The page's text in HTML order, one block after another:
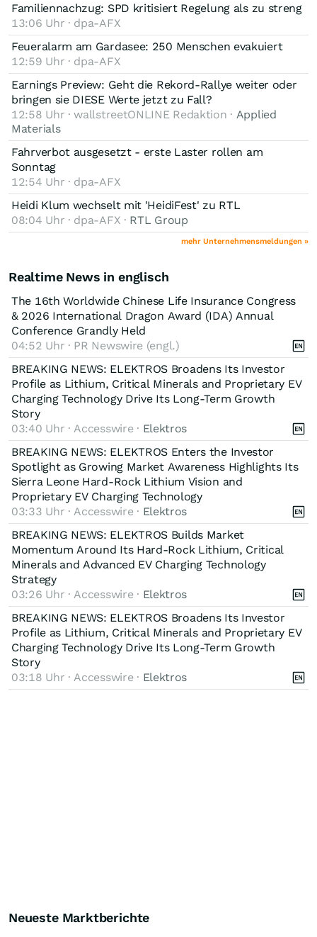
Familiennachzug: SPD kritisiert Regelung als zu streng
13:06 Uhr · dpa-AFX
Feueralarm am Gardasee: 250 Menschen evakuiert
12:59 Uhr · dpa-AFX
Earnings Preview: Geht die Rekord-Rallye weiter oder
bringen sie DIESE Werte jetzt zu Fall?
12:58 Uhr · wallstreetONLINE Redaktion · Applied
Materials
Fahrverbot ausgesetzt - erste Laster rollen am
Sonntag
12:54 Uhr · dpa-AFX
Heidi Klum wechselt mit 'HeidiFest' zu RTL
08:04 Uhr · dpa-AFX · RTL Group
mehr Unternehmensmeldungen »
Realtime News in englisch
The 16th Worldwide Chinese Life Insurance Congress
& 2026 International Dragon Award (IDA) Annual
Conference Grandly Held
04:52 Uhr · PR Newswire (engl.)
BREAKING NEWS: ELEKTROS Broadens Its Investor
Profile as Lithium, Critical Minerals and Proprietary EV
Charging Technology Drive Its Long-Term Growth
Story
03:40 Uhr · Accesswire · Elektros
BREAKING NEWS: ELEKTROS Enters the Investor
Spotlight as Growing Market Awareness Highlights Its
Sierra Leone Hard-Rock Lithium Vision and
Proprietary EV Charging Technology
03:33 Uhr · Accesswire · Elektros
BREAKING NEWS: ELEKTROS Builds Market
Momentum Around Its Hard-Rock Lithium, Critical
Minerals and Advanced EV Charging Technology
Strategy
03:26 Uhr · Accesswire · Elektros
BREAKING NEWS: ELEKTROS Broadens Its Investor
Profile as Lithium, Critical Minerals and Proprietary EV
Charging Technology Drive Its Long-Term Growth
Story
03:18 Uhr · Accesswire · Elektros
Neueste Marktberichte